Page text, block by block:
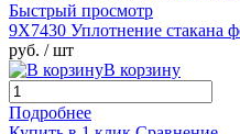
Быстрый просмотр
9X7430 Уплотнение стакана
руб. / шт
В корзину
Подробнее